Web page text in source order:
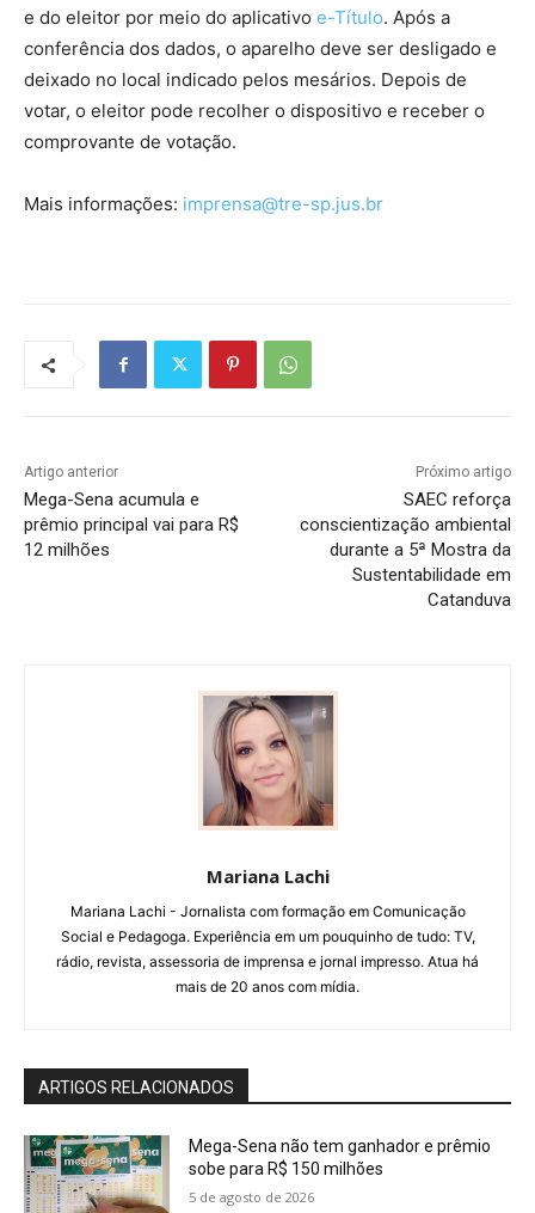
e do eleitor por meio do aplicativo e-Título. Após a
conferência dos dados, o aparelho deve ser desligado e
deixado no local indicado pelos mesários. Depois de
votar, o eleitor pode recolher o dispositivo e receber o
comprovante de votação.
Mais informações: imprensa@tre-sp.jus.br
Artigo anterior
Mega-Sena acumula e
prêmio principal vai para R$
12 milhões
Próximo artigo
SAEC reforça
conscientização ambiental
durante a 5ª Mostra da
Sustentabilidade em
Catanduva
Mariana Lachi
Mariana Lachi - Jornalista com formação em Comunicação
Social e Pedagoga. Experiência em um pouquinho de tudo: TV,
rádio, revista, assessoria de imprensa e jornal impresso. Atua há
mais de 20 anos com mídia.
ARTIGOS RELACIONADOS
Mega-Sena não tem ganhador e prêmio
sobe para R$ 150 milhões
5 de agosto de 2026